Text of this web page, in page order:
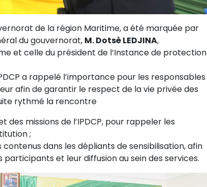
de la région Maritime, a été marquée par
du gouvernorat, M. Dotsè LEDJINA,
et celle du président de l’Instance de protection
a rappelé l’importance pour les responsables
afin de garantir le respect de la vie privée des
rythmé la rencontre
missions de l’IPDCP, pour rappeler les
;
dans les dépliants de sensibilisation, afin
et leur diffusion au sein des services.